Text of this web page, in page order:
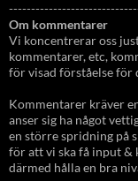
Om kommentarer
Vi koncentrerar oss
kommentarer, etc,
för visad förståelse för
Kommentarer kräver
anser sig ha något
en större spridning på
för att vi ska få input &
därmed hålla en bra